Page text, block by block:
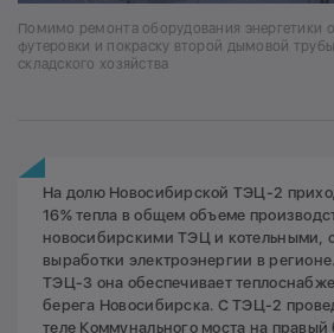
Помимо ремонта оборудования энергетики
футеровки и покраску второй дымовой
складского хозяйства
На долю Новосибирской ТЭЦ-2
16% тепла в общем объеме
новосибирскими ТЭЦ и котельными,
выработки электроэнергии в
ТЭЦ-3 она обеспечивает
берега Новосибирска. С ТЭЦ-2
теле Коммунального моста на